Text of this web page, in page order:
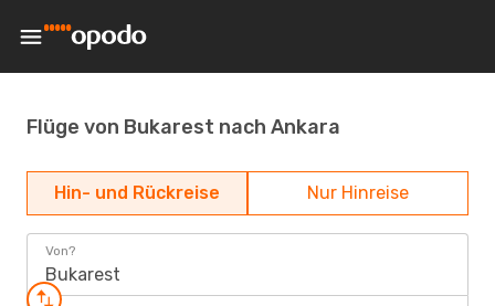
Flüge von Bukarest nach Ankara
Hin- und Rückreise Nur Hinreise
Von?
Bukarest